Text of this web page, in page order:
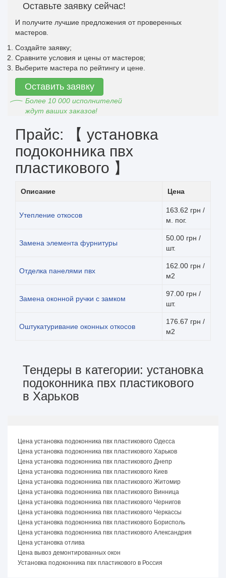
Оставьте заявку сейчас!
И получите лучшие предложения от проверенных
мастеров.
Создайте заявку;
Сравните условия и цены от мастеров;
Выберите мастера по рейтингу и цене.
Оставить заявку
Более 10 000 исполнителей
ждут ваших заказов!
Прайс: 【 установка
подоконника пвх
пластикового 】
Описание Цена
Утепление откосов
163.62 грн /
м. пог.
Замена элемента фурнитуры
50.00 грн /
шт.
Отделка панелями пвх
162.00 грн /
м2
Замена оконной ручки с замком
97.00 грн /
шт.
Оштукатуривание оконных откосов
176.67 грн /
м2
Тендеры в категории: установка
подоконника пвх пластикового
в Харьков
Цена установка подоконника пвх пластикового Одесса
Цена установка подоконника пвх пластикового Харьков
Цена установка подоконника пвх пластикового Днепр
Цена установка подоконника пвх пластикового Киев
Цена установка подоконника пвх пластикового Житомир
Цена установка подоконника пвх пластикового Винница
Цена установка подоконника пвх пластикового Чернигов
Цена установка подоконника пвх пластикового Черкассы
Цена установка подоконника пвх пластикового Борисполь
Цена установка подоконника пвх пластикового Александрия
Цена установка отлива
Цена вывоз демонтированных окон
Установка подоконника пвх пластикового в Россия